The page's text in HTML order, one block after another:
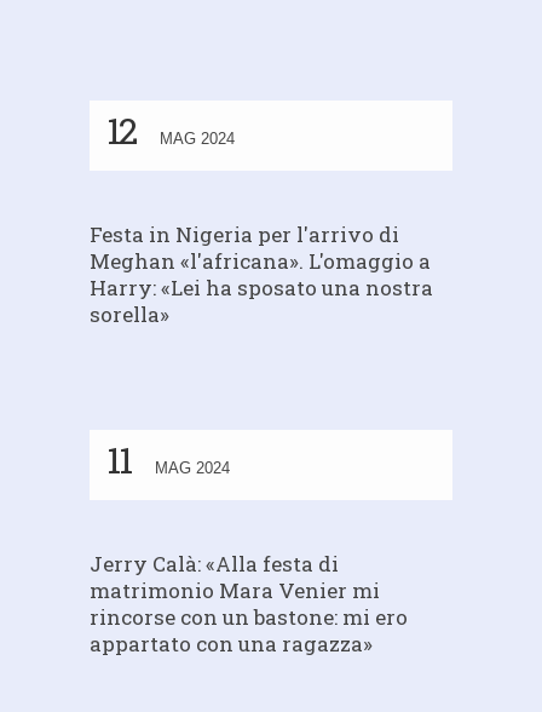
12 MAG 2024
Festa in Nigeria per l'arrivo di
Meghan «l'africana». L'omaggio a
Harry: «Lei ha sposato una nostra
sorella»
11 MAG 2024
Jerry Calà: «Alla festa di
matrimonio Mara Venier mi
rincorse con un bastone: mi ero
appartato con una ragazza»